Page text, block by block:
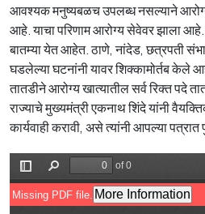
आवश्यक मनुष्यबळच उपलब्ध नसल्याने आरोग्य
आहे. याचा परिणाम आरोग्य सेवेवर झाला आहे.
बातम्या येत आहेत. ठाणे, नांदेड, छत्रपती
घडलेल्या घटनांनी यावर शिक्कामोर्तब केले
तातडीने आरोग्य खात्यातील सर्व रिक्त पदे
राज्याचे मुख्यमंत्री एकनाथ शिंदे यांनी
कार्यवाही करावी, असे त्यांनी आपल्या